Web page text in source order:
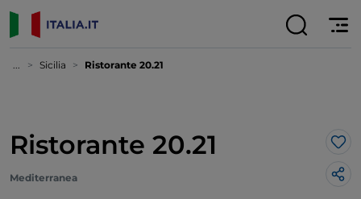
... Sicilia Ristorante 20.21
Ristorante 20.21
Mediterranea